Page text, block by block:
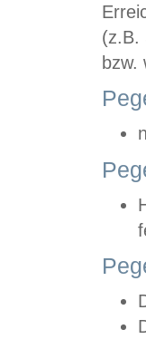
(z.B.
bzw.